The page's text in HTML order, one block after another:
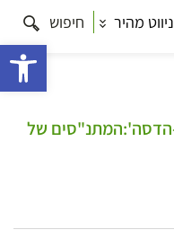
ניווט מהיר חיפוש
הדסה':המתנ"סים של